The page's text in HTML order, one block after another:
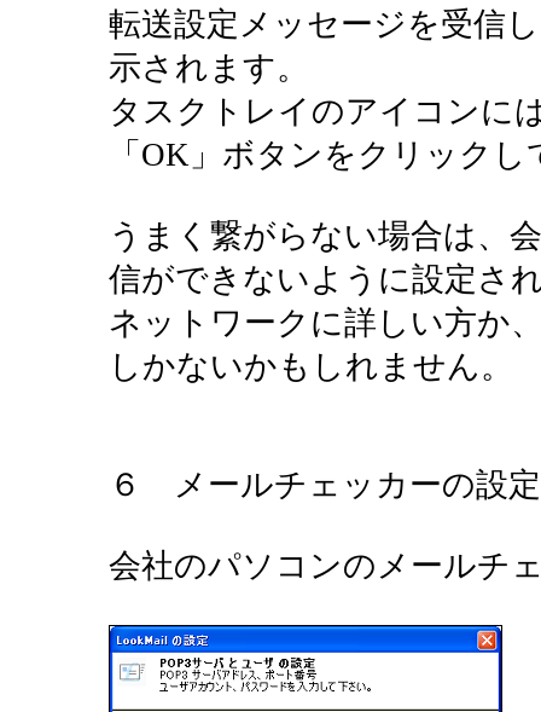
転送設定メッセージを受信
示されます。
タスクトレイのアイコンに
「OK」ボタンをクリック
うまく繋がらない場合は、
信ができないように設定さ
ネットワークに詳しい方か
しかないかもしれません。
６ メールチェッカーの設定
会社のパソコンのメールチ